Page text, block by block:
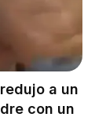
a un
con un